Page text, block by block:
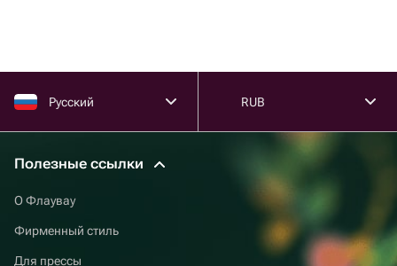
Русский RUB
Полезные ссылки
О Флаувау
Фирменный стиль
Для прессы